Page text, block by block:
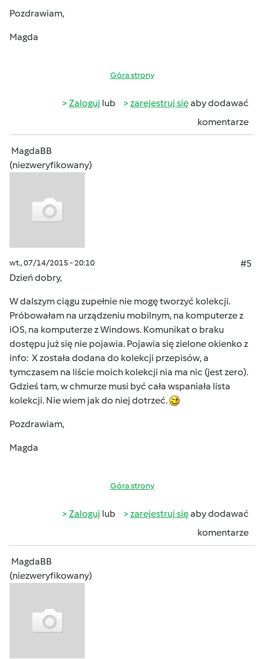
Pozdrawiam,
Magda
Góra strony
Zaloguj lub zarejestruj sięaby dodawać
komentarze
MagdaBB
(niezweryfikowany)
wt., 07/14/2015 - 20:10
#5
Dzień dobry,
W dalszym ciągu zupełnie nie mogę tworzyć kolekcji.
Próbowałam na urządzeniu mobilnym, na komputerze z
iOS, na komputerze z Windows. Komunikat o braku
dostępu już się nie pojawia. Pojawia się zielone okienko z
info: X została dodana do kolekcji przepisów, a
tymczasem na liście moich kolekcji nia ma nic (jest zero).
Gdzieś tam, w chmurze musi być cała wspaniała lista
kolekcji. Nie wiem jak do niej dotrzeć.
Pozdrawiam,
Magda
Góra strony
Zaloguj lub zarejestruj sięaby dodawać
komentarze
MagdaBB
(niezweryfikowany)